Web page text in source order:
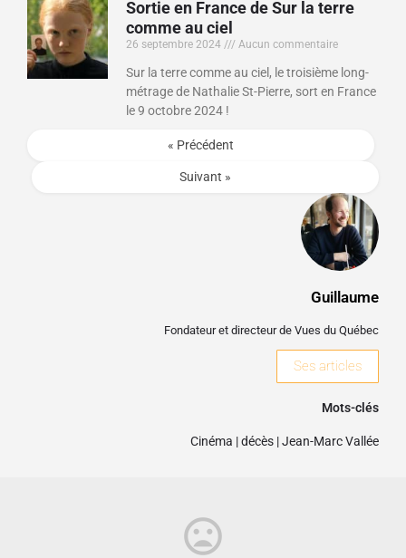
Guillaume
Fondateur et directeur de Vues du Québec
Ses articles
Mots-clés
Cinéma |décès |Jean-Marc Vallée
Sortie en France de Sur la terre
comme au ciel
26 septembre 2024 Aucun commentaire
Sur la terre comme au ciel, le troisième long-
métrage de Nathalie St-Pierre, sort en France
le 9 octobre 2024 !
« Précédent
Suivant »